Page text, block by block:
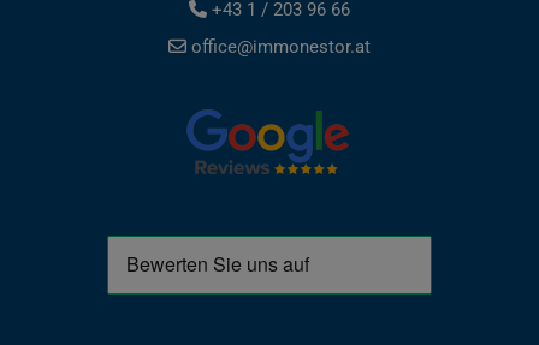
+43 1 / 203 96 66
office@immonestor.at